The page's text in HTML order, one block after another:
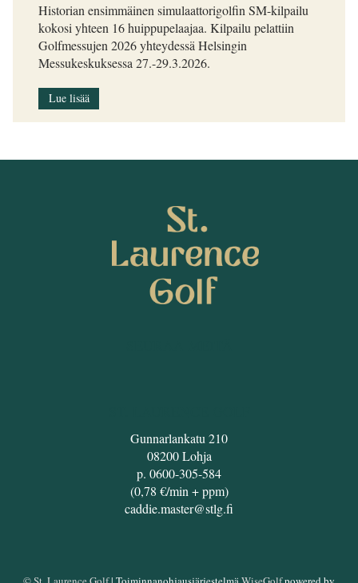
Historian ensimmäinen simulaattorigolfin SM-kilpailu
kokosi yhteen 16 huippupelaajaa. Kilpailu pelattiin
Golfmessujen 2026 yhteydessä Helsingin
Messukeskuksessa 27.-29.3.2026.
Lue lisää
Gunnarlankatu 210
08200 Lohja
p. 0600-305-584
(0,78 €/min + ppm)
caddie.master@stlg.fi